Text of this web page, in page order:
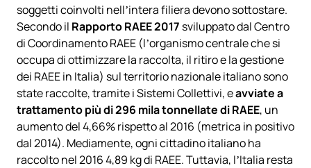
soggetti coinvolti nell’intera filiera devono sottostare.
Secondo il Rapporto RAEE 2017 sviluppato dal Centro
di Coordinamento RAEE (l’organismo centrale che si
occupa di ottimizzare la raccolta, il ritiro e la gestione
dei RAEE in Italia) sul territorio nazionale italiano sono
state raccolte, tramite i Sistemi Collettivi, eavviate a
trattamento più di 296 mila tonnellate di RAEE, un
aumento del 4,66% rispetto al 2016 (metrica in positivo
dal 2014). Mediamente, ogni cittadino italiano ha
raccolto nel 2016 4,89 kg di RAEE. Tuttavia, l’Italia resta